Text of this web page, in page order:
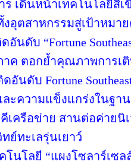
เดินหน้าเทคโนโลยีสีเ
อุตสาหกรรมสู่เป้าหมา
อันดับ “Fortune
าค ตอกย้ำคุณภาพการเ
อันดับ Fortune
ะความแข็งแกร่งในฐ
เครือข่าย สานต่อค่ายนิ
ย์ทะเลรุ่นเยาว์
โนโลยี “แผงโซลาร์เซ